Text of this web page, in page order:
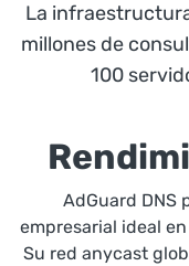
La
millones de
100
AdGuard DNS
empresarial ideal
Su red anycast